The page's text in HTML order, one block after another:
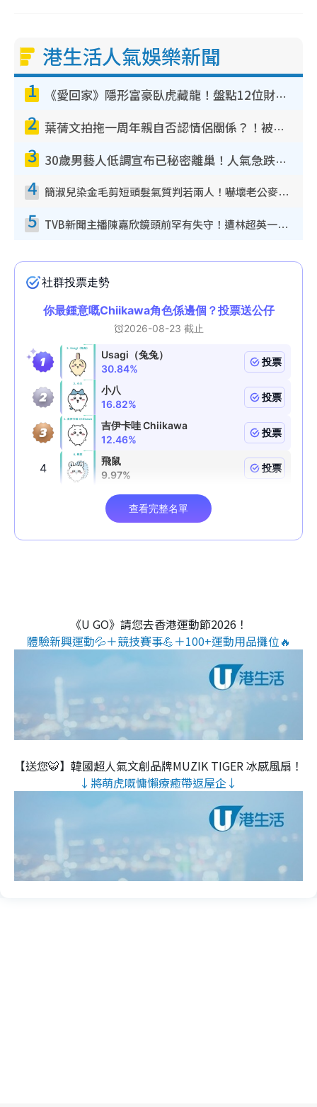
港生活人氣娛樂新聞
1 《愛回家》隱形富豪臥虎藏龍！盤點12位財氣逼人的有錢藝人：呢位靚女3億身家唔憂做
2 葉蒨文拍拖一周年親自否認情侶關係？！被質疑感情造假竟稱GM「普通同事」
3 30歲男藝人低調宣布已秘密離巢！人氣急跌變失蹤人口︰「這幾年過得並不容易」
4 簡淑兒染金毛剪短頭髮氣質判若兩人！嚇壞老公麥大力都認唔出：「你做咩事？」
5 TVB新聞主播陳嘉欣鏡頭前罕有失守！遭林超英一句說話突襲嚇親當場大笑
《U GO》請您去香港運動節2026！
體驗新興運動💦＋競技賽事💪＋100+運動用品攤位🔥
【送您🐯】韓國超人氣文創品牌MUZIK TIGER 冰感風扇！
↓將萌虎嘅慵懶療癒帶返屋企↓